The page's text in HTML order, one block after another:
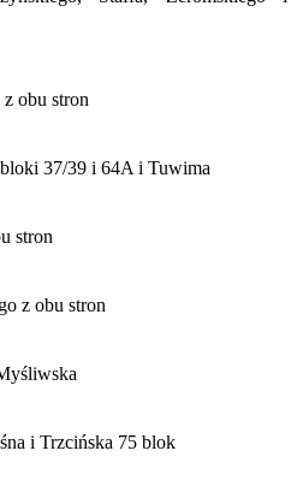
obu stron
37/39 i 64A i Tuwima
stron
z obu stron
i Trzcińska 75 blok